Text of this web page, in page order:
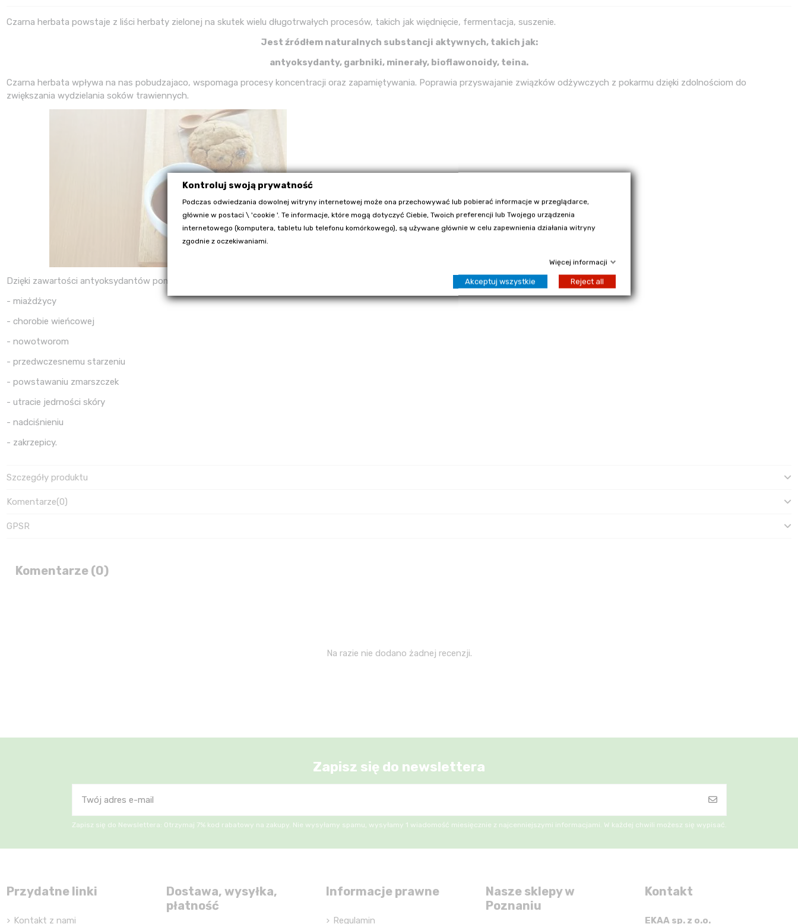
Czarna herbata powstaje z liści herbaty zielonej na skutek wielu długotrwałych procesów, takich jak więdnięcie, fermentacja, suszenie.
Jest źródłem naturalnych substancji aktywnych, takich jak:
antyoksydanty, garbniki, minerały, bioflawonoidy, teina.
Czarna herbata wpływa na nas pobudzajaco, wspomaga procesy koncentracji oraz zapamiętywania. Poprawia przyswajanie związków odżywczych z pokarmu dzięki zdolnościom do
zwiększania wydzielania soków trawiennych.
Dzięki zawartości antyoksydantów pomaga walczyć nam z wolnymi rodnikami, przeciwdziałając:
- miażdżycy
- chorobie wieńcowej
- nowotworom
- przedwczesnemu starzeniu
- powstawaniu zmarszczek
- utracie jedrności skóry
- nadciśnieniu
- zakrzepicy.
Szczegóły produktu
Komentarze(0)
GPSR
Komentarze (0)
Na razie nie dodano żadnej recenzji.
Zapisz się do newslettera
Zapisz się do Newslettera: Otrzymaj 7% kod rabatowy na zakupy. Nie wysyłamy spamu, wysyłamy 1 wiadomość miesięcznie z najcenniejszymi informacjami. W każdej chwili możesz się wypisać.
Przydatne linki
Kontakt z nami
Dostawa, wysyłka,
płatność
Informacje prawne
Regulamin
Nasze sklepy w
Poznaniu
Kontakt
EKAA sp. z o.o.
Kontroluj swoją prywatność
Podczas odwiedzania dowolnej witryny internetowej może ona przechowywać lub pobierać informacje w przeglądarce,
głównie w postaci \ 'cookie '. Te informacje, które mogą dotyczyć Ciebie, Twoich preferencji lub Twojego urządzenia
internetowego (komputera, tabletu lub telefonu komórkowego), są używane głównie w celu zapewnienia działania witryny
zgodnie z oczekiwaniami.
Więcej informacji
Akceptuj wszystkie Reject all